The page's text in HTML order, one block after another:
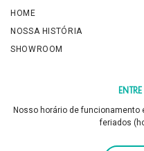
HOME
NOSSA HISTÓRIA
SHOWROOM
Nosso horário de funcionamento
feriados